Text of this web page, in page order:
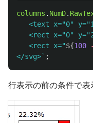
columns . NumD.
<text x="0"
<rect x="0"
   <rect x="
${100 -
</svg>` ;
行表示の前の条件で表